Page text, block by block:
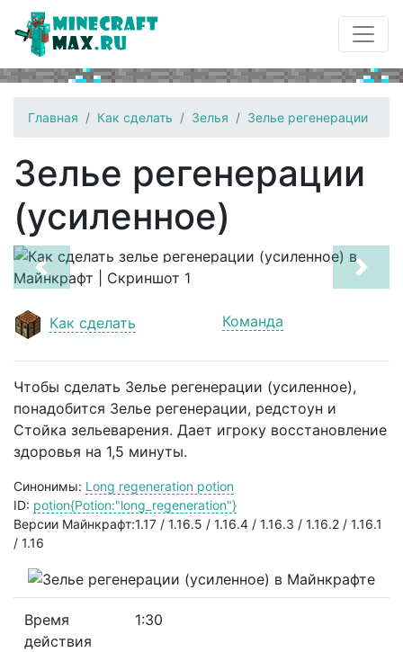
Главная Как сделать Зелья Зелье регенерации
Зелье регенерации
(усиленное)
Previous Next
Как сделать Команда
Чтобы сделать Зелье регенерации (усиленное),
понадобится Зелье регенерации, редстоун и
Стойка зельеварения. Дает игроку восстановление
здоровья на 1,5 минуты.
Синонимы: Long regeneration potion
ID: potion{Potion:"long_regeneration"}
Версии Майнкрафт:1.17 / 1.16.5 / 1.16.4 / 1.16.3 / 1.16.2 / 1.16.1
/ 1.16
Время
действия
1:30